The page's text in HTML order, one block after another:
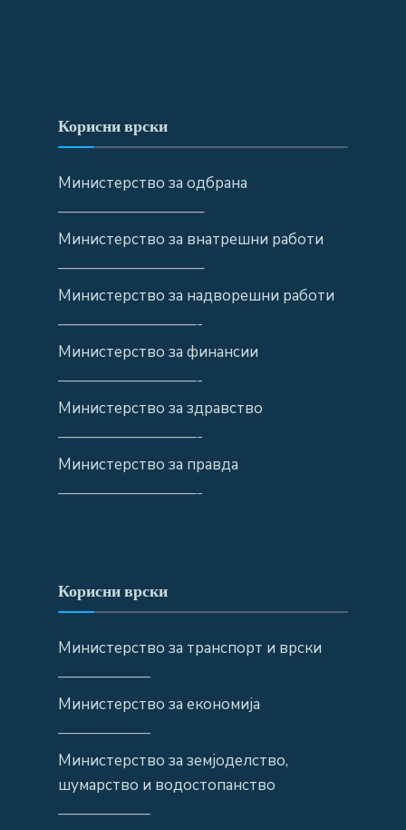
Корисни врски
Министерство за одбрана
—————————–
Министерство за внатрешни работи
—————————–
Министерство за надворешни работи
—————————-
Министерство за финансии
—————————-
Министерство за здравство
—————————-
Министерство за правда
—————————-
Корисни врски
Министерство за транспорт и врски
——————
Министерство за економија
——————
Министерство за земјоделство,
шумарство и водостопанство
——————